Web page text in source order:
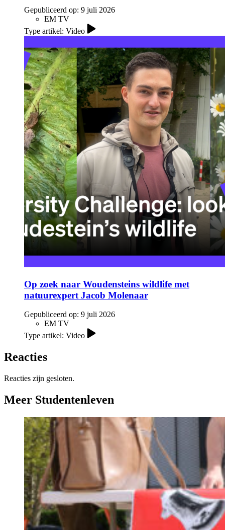
Gepubliceerd op: 9 juli 2026
EM TV
Type artikel: Video
Op zoek naar Woudensteins wildlife met
natuurexpert Jacob Molenaar
Gepubliceerd op: 9 juli 2026
EM TV
Type artikel: Video
Reacties
Reacties zijn gesloten.
Meer Studentenleven